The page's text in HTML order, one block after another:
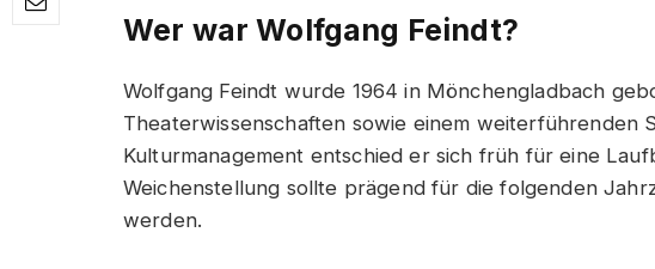
Wer war Wolfgang Feindt?
Wolfgang Feindt wurde 1964 in Mönchengladbach
Theaterwissenschaften sowie einem weiterführenden
Kulturmanagement entschied er sich früh für eine
Weichenstellung sollte prägend für die folgenden
werden.